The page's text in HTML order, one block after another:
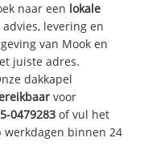
naar een lokale
levering en
van Mook en
juiste adres.
dakkapel
voor
0479283 of vul het
werkdagen binnen 24